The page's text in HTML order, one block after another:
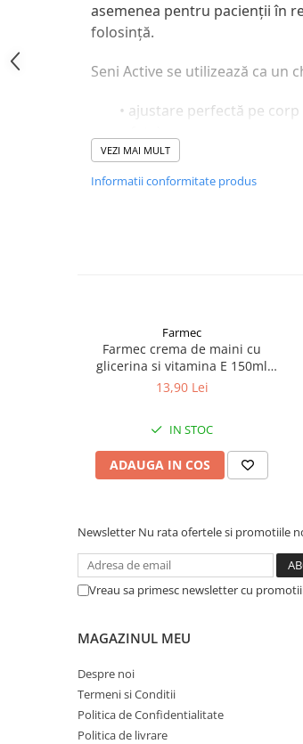
Produse tehnico-medicale
Aparatura medicala
Plasturi
Sanatatea cuplului
Tonice sexuale
Afectiuni respiratorii
Afectiuni digestive
Afectiuni urogenitale
Suplimente pentru imunitate
Antioxidanti
Promo Ianuarie-Septembrie
asemenea pentru pacienţii în
folosinţă.
Seni Active se utilizează ca un
• ajustare perfectă pe corp
• protecţie împotriva
• suprafaţă ce permite pielii
delicat cu pielea
• risc minim de apariţie a
• bandă adezivă specială,
Indicatorul de umiditate oferă
produsului, iar inscripţia
Chilotul asigură protecţie şi în
fecală). Alegerea chilotului
ambalaj prin simbolul cu
VEZI MAI MULT
Informatii conformitate produs
Farmec
Farmec crema de maini cu
glicerina si vitamina E 150ml
Zephyr Labs
13,90 Lei
IN STOC
ADAUGA IN COS
Newsletter Nu rata ofertele si promotiile
Vreau sa primesc newsletter cu
MAGAZINUL MEU
Despre noi
Termeni si Conditii
Politica de Confidentialitate
Politica de livrare